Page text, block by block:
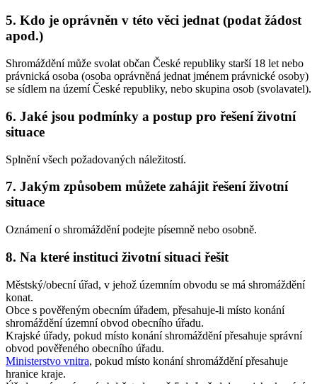
5. Kdo je oprávněn v této věci jednat (podat žádost
apod.)
Shromáždění může svolat občan České republiky starší 18 let nebo
právnická osoba (osoba oprávněná jednat jménem právnické osoby)
se sídlem na území České republiky, nebo skupina osob (svolavatel).
6. Jaké jsou podmínky a postup pro řešení životní
situace
Splnění všech požadovaných náležitostí.
7. Jakým způsobem můžete zahájit řešení životní
situace
Oznámení o shromáždění podejte písemně nebo osobně.
8. Na které instituci životní situaci řešit
Městský/obecní úřad, v jehož územním obvodu se má shromáždění
konat.
Obce s pověřeným obecním úřadem, přesahuje-li místo konání
shromáždění územní obvod obecního úřadu.
Krajské úřady, pokud místo konání shromáždění přesahuje správní
obvod pověřeného obecního úřadu.
Ministerstvo vnitra, pokud místo konání shromáždění přesahuje
hranice kraje.